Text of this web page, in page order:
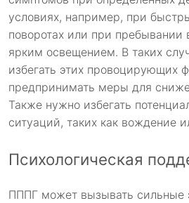
условиях, например, при
поворотах или при
ярким освещением. В таких
избегать этих провоцирующих
предпринимать меры для
Также нужно избегать
ситуаций, таких как вождение
Психологическая
ПППГ может вызывать сильные